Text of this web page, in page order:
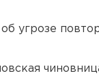
угрозе